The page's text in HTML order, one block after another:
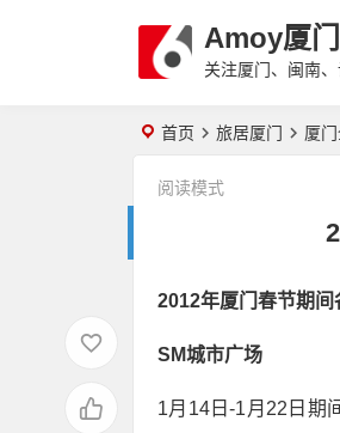
Amoy厦
关注厦门、闽南
首页 旅居厦门 厦
阅读模式
2012年厦门春节期间
SM城市广场
1月14日-1月22日期